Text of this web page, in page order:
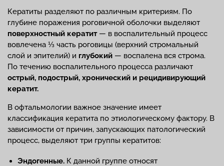
Кератиты разделяют по различным критериям. По
глубине поражения роговичной оболочки выделяют
поверхностный кератит— в воспалительный процесс
вовлечена ⅓ часть роговицы (верхний стромальный
слой и эпителий) и глубокий — воспалена вся строма.
По течению воспалительного процесса различают
острый, подострый, хронический и рецидивирующий
кератит.
В офтальмологии важное значение имеет
классификация кератита по этиологическому фактору. В
зависимости от причин, запускающих патологический
процесс, выделяют три группы кератитов:
Эндогенные. К данной группе относят